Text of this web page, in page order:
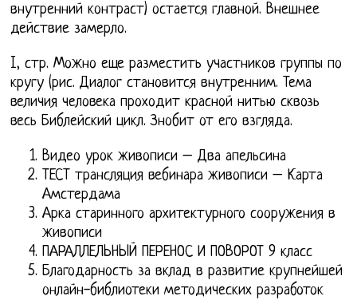
внутренний контраст) остается главной. Внешнее
действие замерло.
I, стр. Можно еще разместить участников группы по
кругу (рис. Диалог становится внутренним. Тема
величия человека проходит красной нитью сквозь
весь Библейский цикл. Знобит от его взгляда.
Видео урок живописи – Два апельсина
ТЕСТ трансляция вебинара живописи – Карта
Амстердама
Арка старинного архитектурного сооружения в
живописи
ПАРАЛЛЕЛЬНЫЙ ПЕРЕНОС И ПОВОРОТ 9 класс
Благодарность за вклад в развитие крупнейшей
онлайн-библиотеки методических разработок